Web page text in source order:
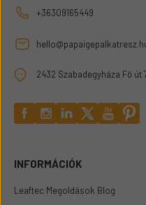
+36309165449
2432 Szabadegyháza Fő út
INFORMÁCIÓK
Leaftec Megoldások Blog